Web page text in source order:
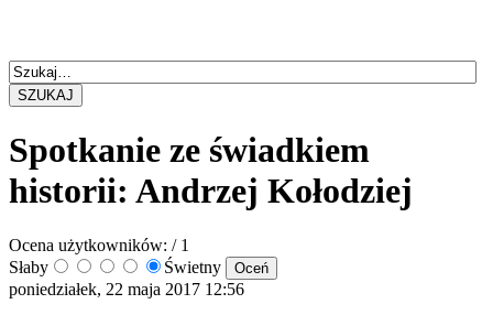
SZUKAJ
Spotkanie ze świadkiem
historii: Andrzej Kołodziej
Ocena użytkowników: / 1
Słaby
Świetny
poniedziałek, 22 maja 2017 12:56